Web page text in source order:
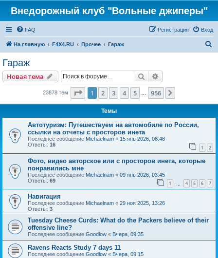
Внедорожный клуб "Вольные джиперы"
FAQ Вход
Регистрация
На главную F4X4.RU Прочее Гараж
Гараж
Новая тема Поиск
23878 тем Страница из 956
1 2 3 4 5 956
Темы
Автотуризм: Путешествуем на автомобиле по России,
ссылки на отчеты с просторов инета
Последнее сообщение Michaelnam « 15 янв 2026, 08:48
Ответы: 16 1 2
Фото, видео авторское или с просторов инета, которые
понравились мне
Последнее сообщение Michaelnam « 09 янв 2026, 03:45
Ответы: 69 1 4 5 6 7
Навигация
Последнее сообщение Michaelnam « 29 ноя 2025, 13:26
Ответы: 3
Tuesday Cheese Curds: What do the Packers believe of their
offensive line?
Последнее сообщение Goodlow « Вчера, 09:35
Ravens Reacts Study 7 days 11
Последнее сообщение Goodlow « Вчера, 09:15